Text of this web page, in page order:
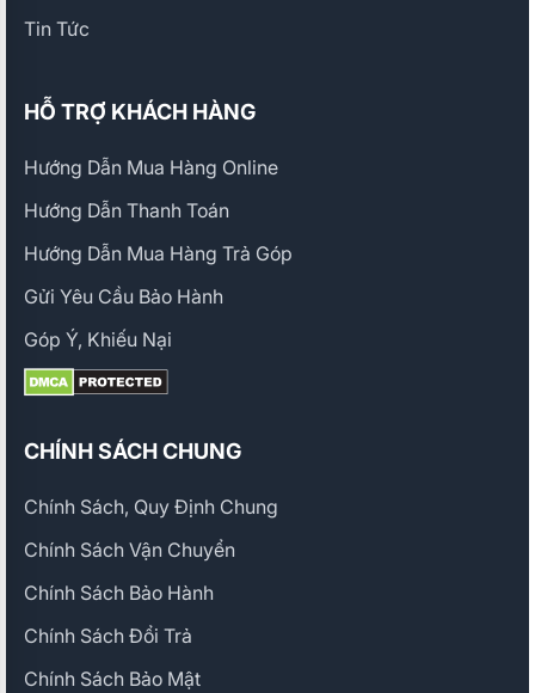
Tin Tức
HỖ TRỢ KHÁCH HÀNG
Hướng Dẫn Mua Hàng Online
Hướng Dẫn Thanh Toán
Hướng Dẫn Mua Hàng Trả Góp
Gửi Yêu Cầu Bảo Hành
Góp Ý, Khiếu Nại
CHÍNH SÁCH CHUNG
Chính Sách, Quy Định Chung
Chính Sách Vận Chuyển
Chính Sách Bảo Hành
Chính Sách Đổi Trả
Chính Sách Bảo Mật